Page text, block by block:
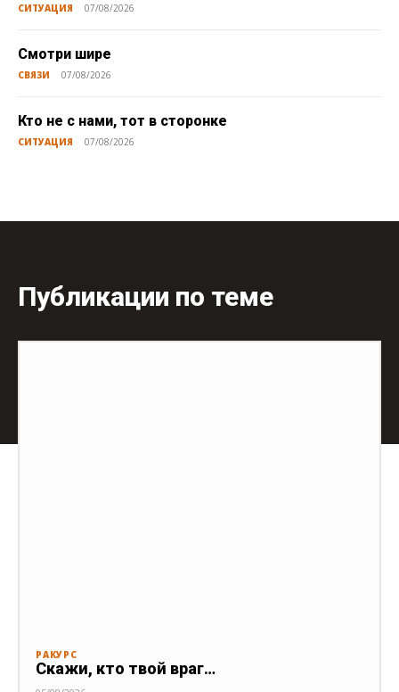
СИТУАЦИЯ 07/08/2026
Смотри шире
СВЯЗИ 07/08/2026
Кто не с нами, тот в сторонке
СИТУАЦИЯ 07/08/2026
Публикации по теме
РАКУРС
Скажи, кто твой враг…